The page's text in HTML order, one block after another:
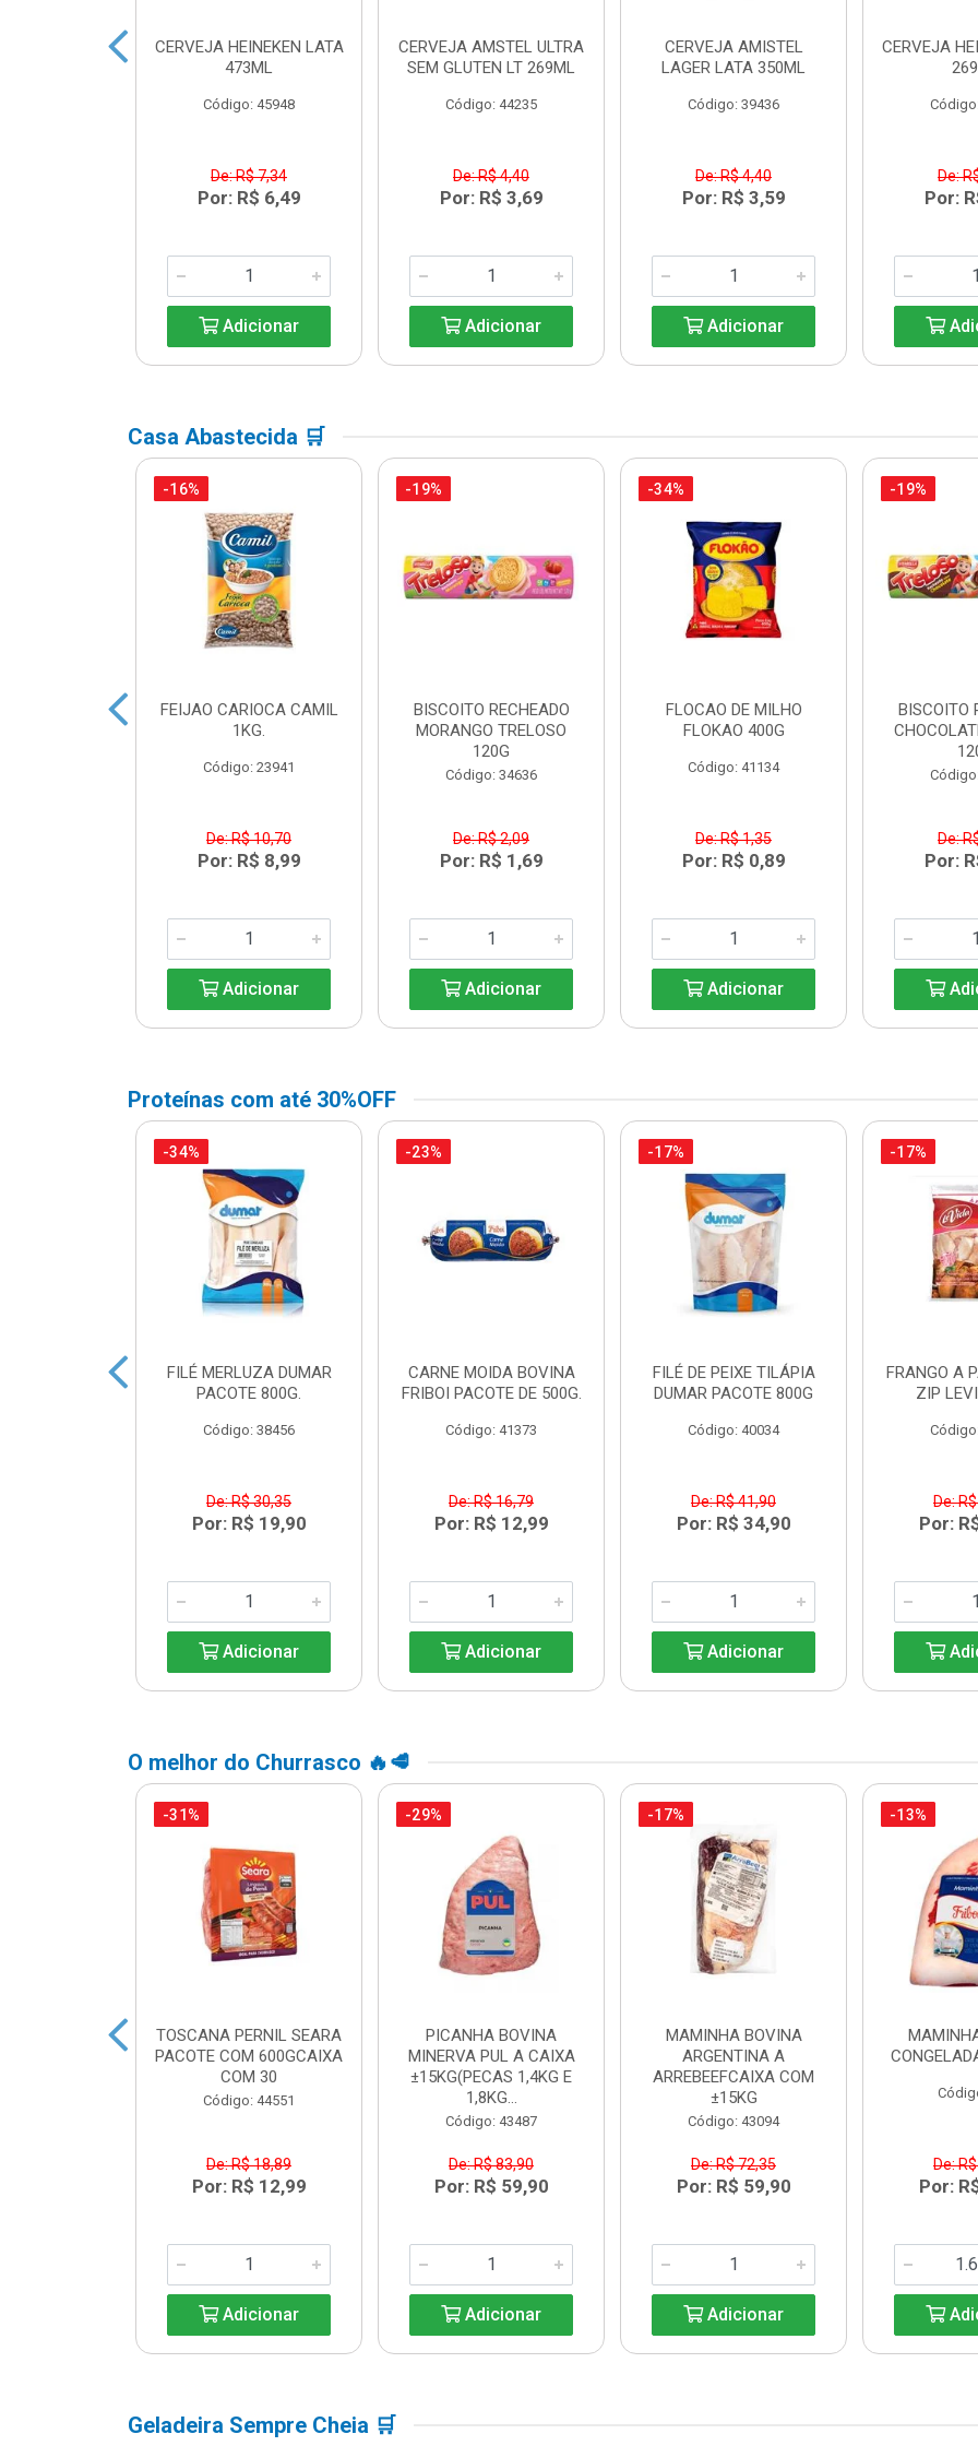
CERVEJA HEINEKEN LATA
473ML
Código: 45948
De: R$ 7,34
Por: R$ 6,49
Adicionar
CERVEJA AMSTEL ULTRA
SEM GLUTEN LT 269ML
Código: 44235
De: R$ 4,40
Por: R$ 3,69
Adicionar
CERVEJA AMISTEL
LAGER LATA 350ML
Código: 39436
De: R$ 4,40
Por: R$ 3,59
Adicionar
CERVEJA
De:
Por:
Casa Abastecida 🛒
-16%
FEIJAO CARIOCA CAMIL
1KG.
Código: 23941
De: R$ 10,70
Por: R$ 8,99
Adicionar
-19%
BISCOITO RECHEADO
MORANGO TRELOSO
120G
Código: 34636
De: R$ 2,09
Por: R$ 1,69
Adicionar
-34%
FLOCAO DE MILHO
FLOKAO 400G
Código: 41134
De: R$ 1,35
Por: R$ 0,89
Adicionar
-19%
BISCOITO
De:
Por:
Proteínas com até 30%OFF
-34%
FILÉ MERLUZA DUMAR
PACOTE 800G.
Código: 38456
De: R$ 30,35
Por: R$ 19,90
Adicionar
-23%
CARNE MOIDA BOVINA
FRIBOI PACOTE DE 500G.
Código: 41373
De: R$ 16,79
Por: R$ 12,99
Adicionar
-17%
FILÉ DE PEIXE TILÁPIA
DUMAR PACOTE 800G
Código: 40034
De: R$ 41,90
Por: R$ 34,90
Adicionar
-17%
FRANGO A
ZIP
De:
Por:
O melhor do Churrasco 🔥🥩
-31%
TOSCANA PERNIL SEARA
PACOTE COM 600GCAIXA
COM 30
Código: 44551
De: R$ 18,89
Por: R$ 12,99
Adicionar
-29%
PICANHA BOVINA
MINERVA PUL A CAIXA
±15KG(PECAS 1,4KG E
1,8KG...
Código: 43487
De: R$ 83,90
Por: R$ 59,90
Adicionar
-17%
MAMINHA BOVINA
ARGENTINA A
ARREBEEFCAIXA COM
±15KG
Código: 43094
De: R$ 72,35
Por: R$ 59,90
Adicionar
-13%
De:
Por:
Geladeira Sempre Cheia 🛒